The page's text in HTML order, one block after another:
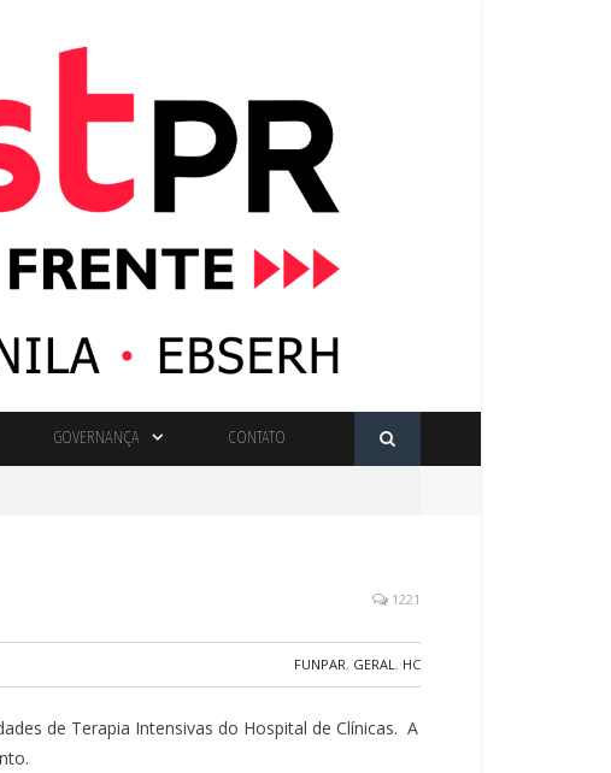
GOVERNANÇA CONTATO
1221
FUNPAR, GERAL, HC
de Terapia Intensivas do Hospital de Clínicas. A